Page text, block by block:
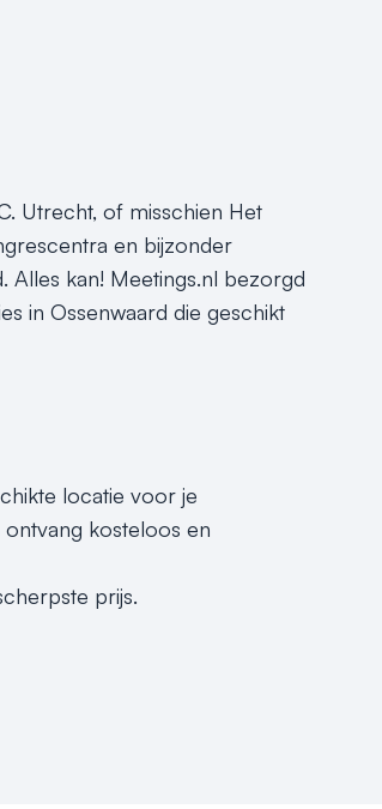
Utrecht, of misschien Het
en bijzonder
Alles kan! Meetings.nl bezorgd
in Ossenwaard die geschikt
locatie voor je
kosteloos en
prijs.